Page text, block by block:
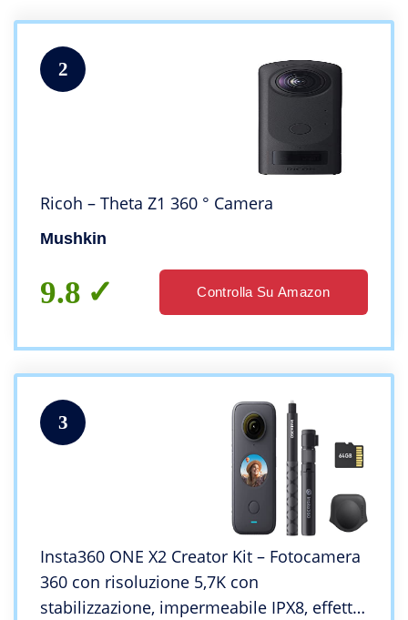
2
Ricoh – Theta Z1 360 ° Camera
Mushkin
9.8 Controlla Su Amazon
3
Insta360 ONE X2 Creator Kit – Fotocamera
360 con risoluzione 5,7K con
stabilizzazione, impermeabile IPX8, effetto